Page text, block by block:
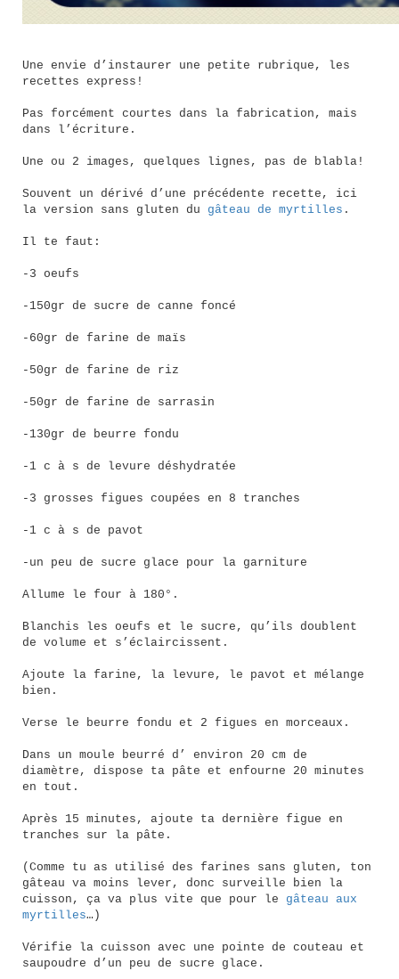
Une envie d’instaurer une petite rubrique, les
recettes express!
Pas forcément courtes dans la fabrication, mais
dans l’écriture.
Une ou 2 images, quelques lignes, pas de blabla!
Souvent un dérivé d’une précédente recette, ici
la version sans gluten du gâteau de myrtilles .
Il te faut:
-3 oeufs
-150gr de sucre de canne foncé
-60gr de farine de maïs
-50gr de farine de riz
-50gr de farine de sarrasin
-130gr de beurre fondu
-1 c à s de levure déshydratée
-3 grosses figues coupées en 8 tranches
-1 c à s de pavot
-un peu de sucre glace pour la garniture
Allume le four à 180°.
Blanchis les oeufs et le sucre, qu’ils doublent
de volume et s’éclaircissent.
Ajoute la farine, la levure, le pavot et mélange
bien.
Verse le beurre fondu et 2 figues en morceaux.
Dans un moule beurré d’ environ 20 cm de
diamètre, dispose ta pâte et enfourne 20 minutes
en tout.
Après 15 minutes, ajoute ta dernière figue en
tranches sur la pâte.
(Comme tu as utilisé des farines sans gluten, ton
gâteau va moins lever, donc surveille bien la
cuisson, ça va plus vite que pour le gâteau aux
myrtilles…)
Vérifie la cuisson avec une pointe de couteau et
saupoudre d’un peu de sucre glace.